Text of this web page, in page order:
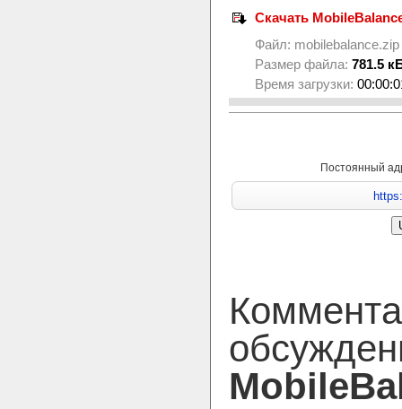
Скачать
Файл: mobilebalance.zip
Размер файла: 781.5
Время загрузки:
Постоянный